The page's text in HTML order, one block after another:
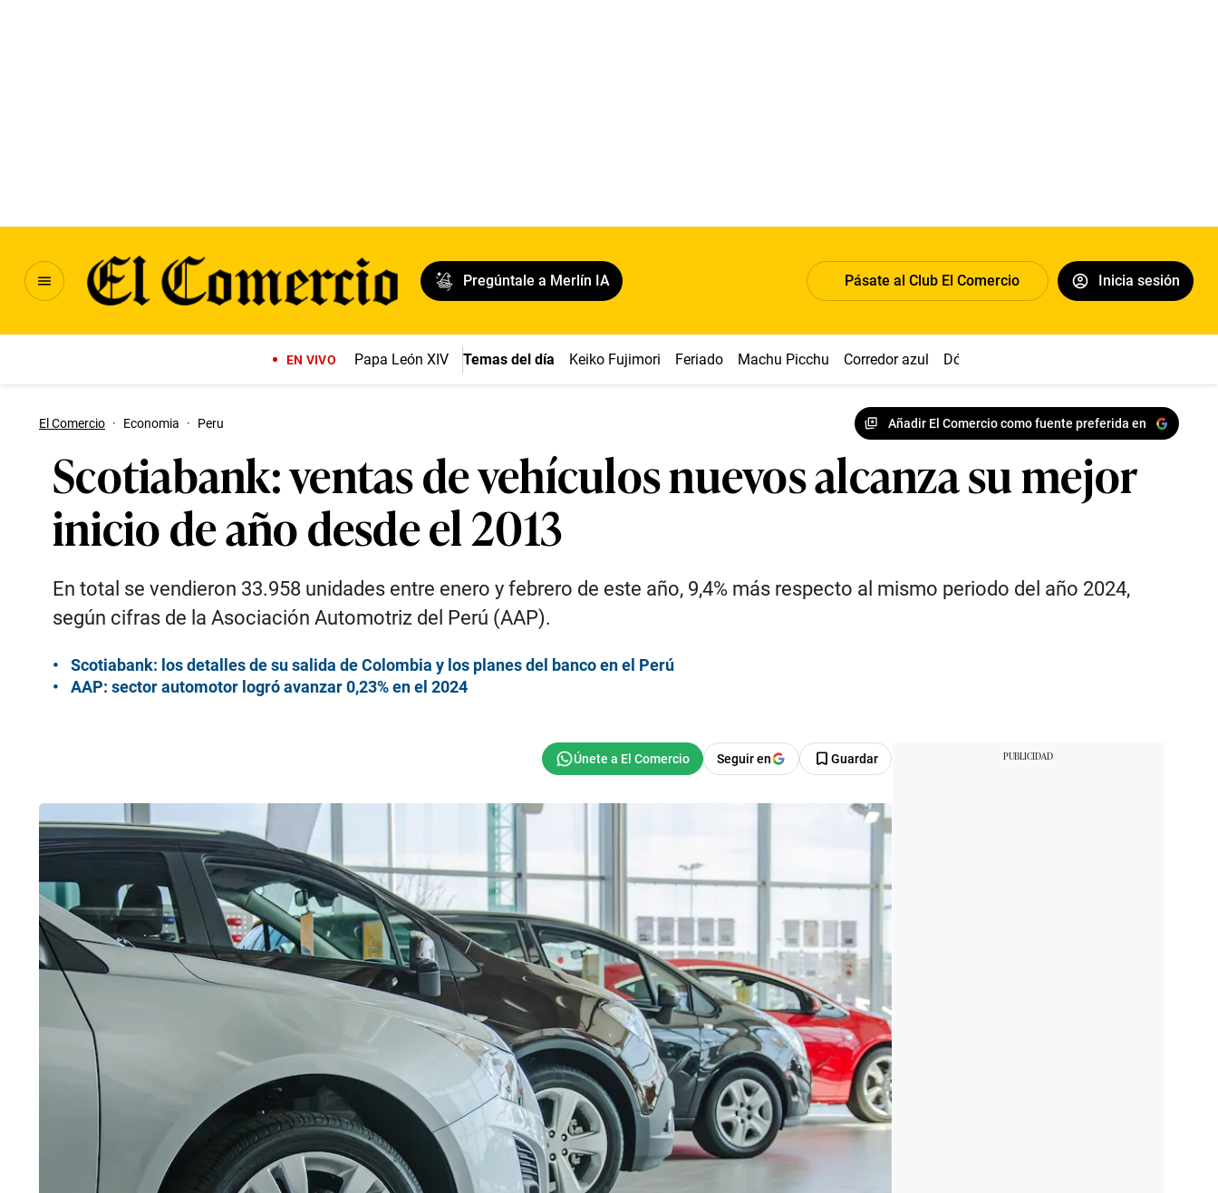
Pregúntale a Merlín IA Pásate al Club El Comercio Inicia sesión
EN VIVO Papa León XIV Temas del día Keiko Fujimori Feriado Machu Picchu Corredor azul Dólar
El Comercio · Economia · Peru Añadir El Comercio como fuente preferida en
Scotiabank: ventas de vehículos nuevos alcanza su mejor
inicio de año desde el 2013
En total se vendieron 33.958 unidades entre enero y febrero de este año, 9,4% más respecto al mismo periodo del año 2024,
según cifras de la Asociación Automotriz del Perú (AAP).
Scotiabank: los detalles de su salida de Colombia y los planes del banco en el Perú
AAP: sector automotor logró avanzar 0,23% en el 2024
Seguir en Guardar